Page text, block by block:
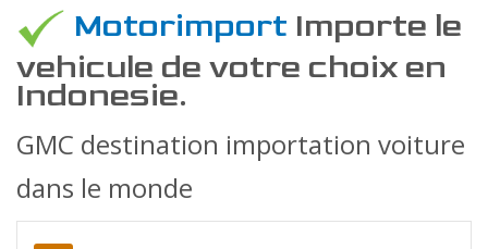
Motorimport Importe le
vehicule de votre choix en
Indonesie.
GMC destination importation voiture
dans le monde